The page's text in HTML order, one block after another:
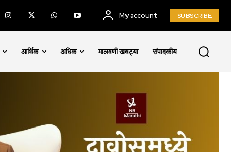
My account SUBSCRIBE
आर्थिक अधिक मालवणी खवट्या संपादकीय